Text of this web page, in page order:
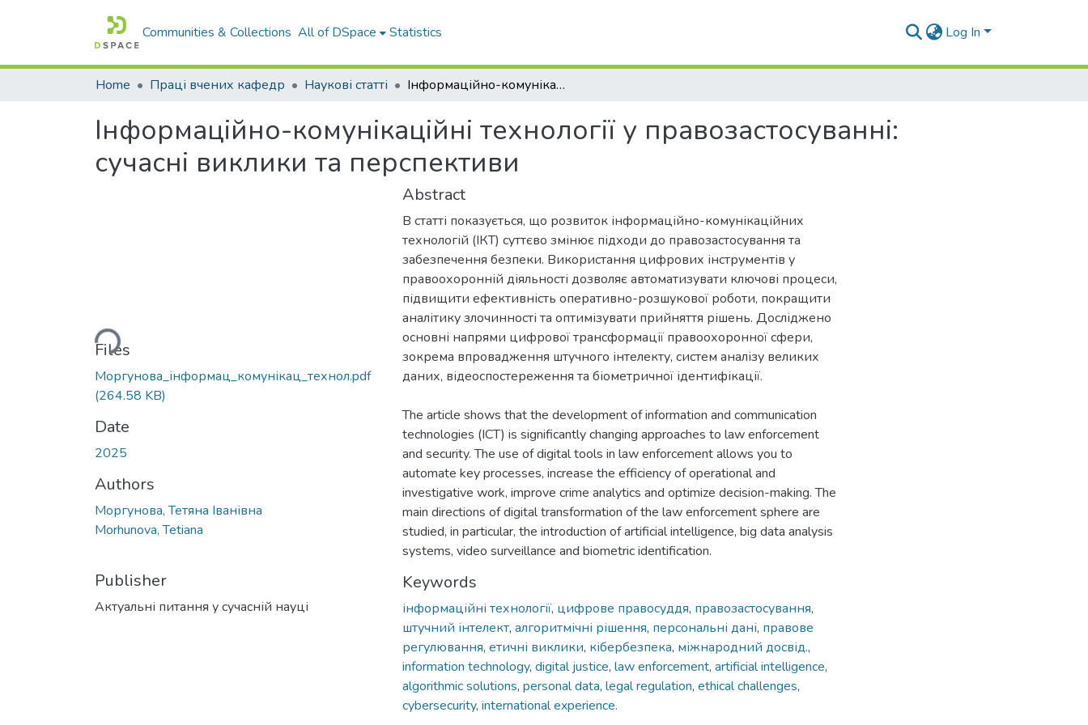
Communities & Collections All of DSpace Statistics Log In
Home Праці вчених кафедр Наукові статті Інформаційно-комунікаційні технології у правозастосуванні: сучасні виклики та перспективи
Інформаційно-комунікаційні технології у правозастосуванні:
сучасні виклики та перспективи
Loading...
Files
Моргунова_інформац_комунікац_технол.pdf
(264.58 KB)
Date
2025
Authors
Моргунова, Тетяна Іванівна
Morhunova, Tetiana
Publisher
Актуальні питання у сучасній науці
Abstract
В статті показується, що розвиток інформаційно-комунікаційних
технологій (ІКТ) суттєво змінює підходи до правозастосування та
забезпечення безпеки. Використання цифрових інструментів у
правоохоронній діяльності дозволяє автоматизувати ключові процеси,
підвищити ефективність оперативно-розшукової роботи, покращити
аналітику злочинності та оптимізувати прийняття рішень. Досліджено
основні напрями цифрової трансформації правоохоронної сфери,
зокрема впровадження штучного інтелекту, систем аналізу великих
даних, відеоспостереження та біометричної ідентифікації.
The article shows that the development of information and communication
technologies (ICT) is significantly changing approaches to law enforcement
and security. The use of digital tools in law enforcement allows you to
automate key processes, increase the efficiency of operational and
investigative work, improve crime analytics and optimize decision-making. The
main directions of digital transformation of the law enforcement sphere are
studied, in particular, the introduction of artificial intelligence, big data analysis
systems, video surveillance and biometric identification.
Keywords
інформаційні технології, цифрове правосуддя, правозастосування,
штучний інтелект, алгоритмічні рішення, персональні дані, правове
регулювання, етичні виклики, кібербезпека, міжнародний досвід.,
information technology, digital justice, law enforcement, artificial intelligence,
algorithmic solutions, personal data, legal regulation, ethical challenges,
cybersecurity, international experience.